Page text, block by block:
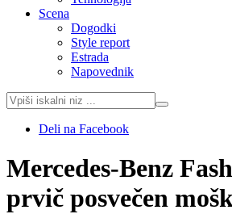
Scena
Dogodki
Style report
Estrada
Napovednik
Deli na Facebook
Mercedes-Benz
prvič posvečen